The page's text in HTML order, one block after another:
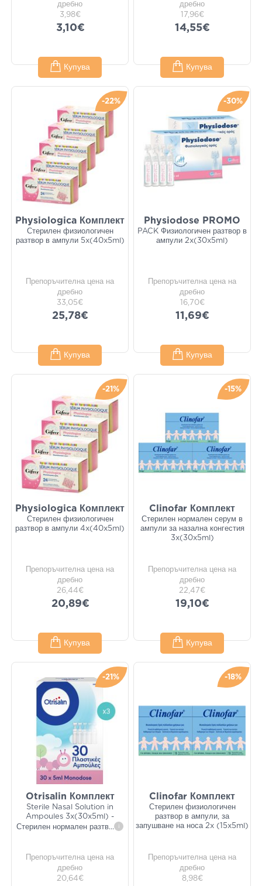
дребно
3,98€
3,10€
Купува
дребно
17,96€
14,55€
Купува
-22%
Physiologica Комплект
Стерилен физиологичен
разтвор в ампули 5x(40x5ml)
Препоръчителна цена на
дребно
33,05€
25,78€
Купува
-30%
Physiodose PROMO
PACK Физиологичен разтвор в
ампули 2x(30x5ml)
Препоръчителна цена на
дребно
16,70€
11,69€
Купува
-21%
Physiologica Комплект
Стерилен физиологичен
разтвор в ампули 4x(40x5ml)
Препоръчителна цена на
дребно
26,44€
20,89€
Купува
-15%
Clinofar Комплект
Стерилен нормален серум в
ампули за назална конгестия
3x(30x5ml)
Препоръчителна цена на
дребно
22,47€
19,10€
Купува
-21%
Otrisalin Комплект
Sterile Nasal Solution in
Ampoules 3x(30x5ml) -
Стерилен нормален разтв... i
Препоръчителна цена на
дребно
20,64€
-18%
Clinofar Комплект
Стерилен физиологичен
разтвор в ампули, за
запушване на носа 2x (15x5ml)
Препоръчителна цена на
дребно
8,98€